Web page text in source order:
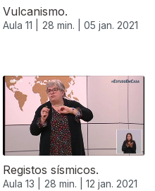
Vulcanismo.
Aula 11 | 28 min. | 05 jan. 2021
Registos sísmicos.
Aula 13 | 28 min. | 12 jan. 2021